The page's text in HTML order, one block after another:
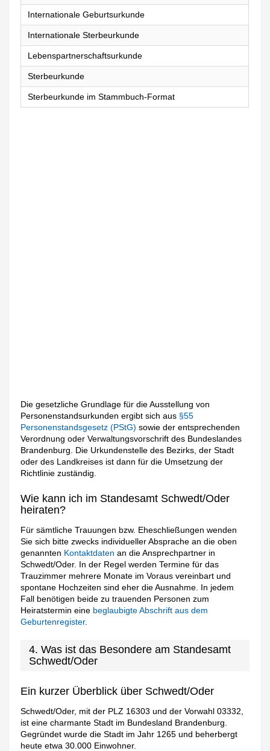
Internationale Geburtsurkunde
Internationale Sterbeurkunde
Lebenspartnerschaftsurkunde
Sterbeurkunde
Sterbeurkunde im Stammbuch-Format
Die gesetzliche Grundlage für die Ausstellung von
Personenstandsurkunden ergibt sich aus §55
Personenstandsgesetz (PStG)sowie der entsprechenden
Verordnung oder Verwaltungsvorschrift des Bundeslandes
Brandenburg. Die Urkundenstelle des Bezirks, der Stadt
oder des Landkreises ist dann für die Umsetzung der
Richtlinie zuständig.
Wie kann ich im Standesamt Schwedt/Oder
heiraten?
Für sämtliche Trauungen bzw. Eheschließungen wenden
Sie sich bitte zwecks individueller Absprache an die oben
genannten Kontaktdaten an die Ansprechpartner in
Schwedt/Oder. In der Regel werden Termine für das
Trauzimmer mehrere Monate im Voraus vereinbart und
spontane Hochzeiten sind eher die Ausnahme. In jedem
Fall benötigen beide zu trauenden Personen zum
Heiratstermin eine beglaubigte Abschrift aus dem
Geburtenregister.
4. Was ist das Besondere am Standesamt
Schwedt/Oder
Ein kurzer Überblick über Schwedt/Oder
Schwedt/Oder, mit der PLZ 16303 und der Vorwahl 03332,
ist eine charmante Stadt im Bundesland Brandenburg.
Gegründet wurde die Stadt im Jahr 1265 und beherbergt
heute etwa 30.000 Einwohner.